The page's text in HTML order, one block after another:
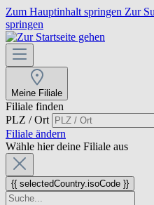
Zum Hauptinhalt springen Zur
springen
Meine Filiale
Filiale finden
PLZ / Ort
Filiale ändern
Wähle hier deine Filiale aus
{{ selectedCountry.isoCode }}